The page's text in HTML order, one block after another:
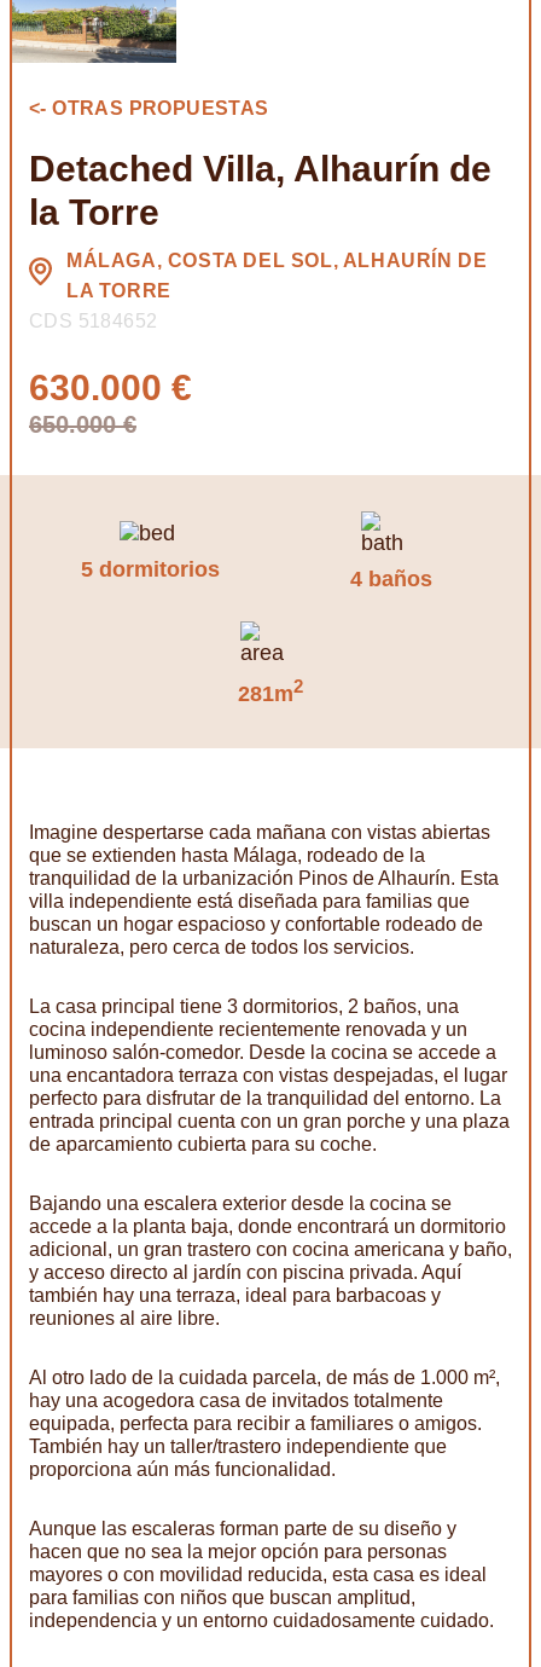
<- OTRAS PROPUESTAS
Detached Villa, Alhaurín de
la Torre
MÁLAGA, COSTA DEL SOL, ALHAURÍN DE
LA TORRE
CDS 5184652
630.000 €
650.000 €
5 dormitorios 4 baños
281m2
Imagine despertarse cada mañana con vistas abiertas
que se extienden hasta Málaga, rodeado de la
tranquilidad de la urbanización Pinos de Alhaurín. Esta
villa independiente está diseñada para familias que
buscan un hogar espacioso y confortable rodeado de
naturaleza, pero cerca de todos los servicios.
La casa principal tiene 3 dormitorios, 2 baños, una
cocina independiente recientemente renovada y un
luminoso salón-comedor. Desde la cocina se accede a
una encantadora terraza con vistas despejadas, el lugar
perfecto para disfrutar de la tranquilidad del entorno. La
entrada principal cuenta con un gran porche y una plaza
de aparcamiento cubierta para su coche.
Bajando una escalera exterior desde la cocina se
accede a la planta baja, donde encontrará un dormitorio
adicional, un gran trastero con cocina americana y baño,
y acceso directo al jardín con piscina privada. Aquí
también hay una terraza, ideal para barbacoas y
reuniones al aire libre.
Al otro lado de la cuidada parcela, de más de 1.000 m²,
hay una acogedora casa de invitados totalmente
equipada, perfecta para recibir a familiares o amigos.
También hay un taller/trastero independiente que
proporciona aún más funcionalidad.
Aunque las escaleras forman parte de su diseño y
hacen que no sea la mejor opción para personas
mayores o con movilidad reducida, esta casa es ideal
para familias con niños que buscan amplitud,
independencia y un entorno cuidadosamente cuidado.